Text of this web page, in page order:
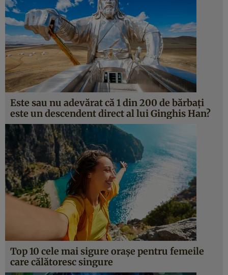
Este sau nu adevărat că 1 din 200 de bărbați
este un descendent direct al lui Ginghis Han?
Top 10 cele mai sigure orașe pentru femeile
care călătoresc singure